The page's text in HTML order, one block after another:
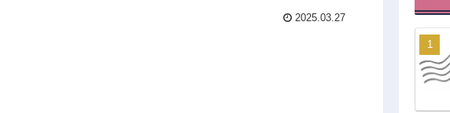
2025.03.27